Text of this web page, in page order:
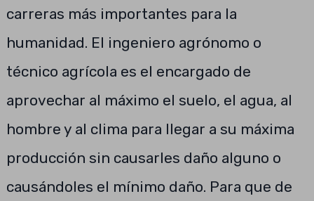
carreras más importantes para la
humanidad. El ingeniero agrónomo o
técnico agrícola es el encargado de
aprovechar al máximo el suelo, el agua, al
hombre y al clima para llegar a su máxima
producción sin causarles daño alguno o
causándoles el mínimo daño. Para que de